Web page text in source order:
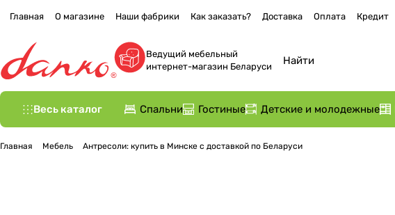
Главная О магазине Наши фабрики Как заказать? Доставка Оплата Кредит
Ведущий мебельный
интернет-магазин Беларуси
Весь каталог Спальни Гостиные Детские и молодежные
Главная Мебель Антресоли: купить в Минске с доставкой по Беларуси